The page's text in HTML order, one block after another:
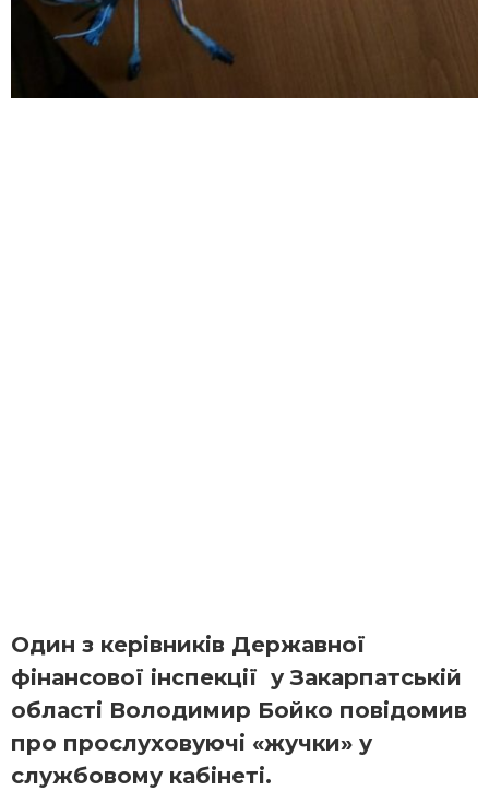
Один з керівників Державної
фінансової інспекції у Закарпатській
області Володимир Бойко повідомив
про прослуховуючі «жучки» у
службовому кабінеті.